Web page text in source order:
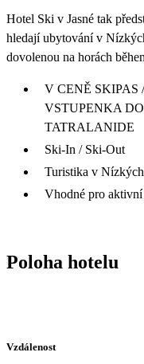
Hotel Ski v Jasné tak
hledají ubytování v
dovolenou na horách
V CENĚ
VSTUPENKA
TATRALANIDE
Ski-In / Ski-Out
Turistika v
Vhodné pro
Poloha hotelu
Vzdálenost